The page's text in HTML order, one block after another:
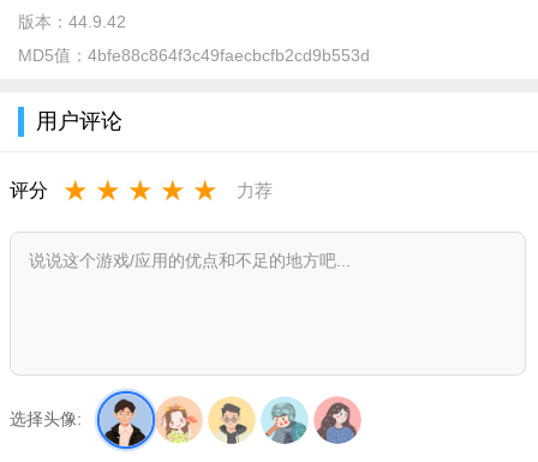
版本： 44.9.42
MD5值： 4bfe88c864f3c49faecbcfb2cd9b553d
用户评论
评分 ★ ★ ★ ★ ★ 力荐
选择头像: